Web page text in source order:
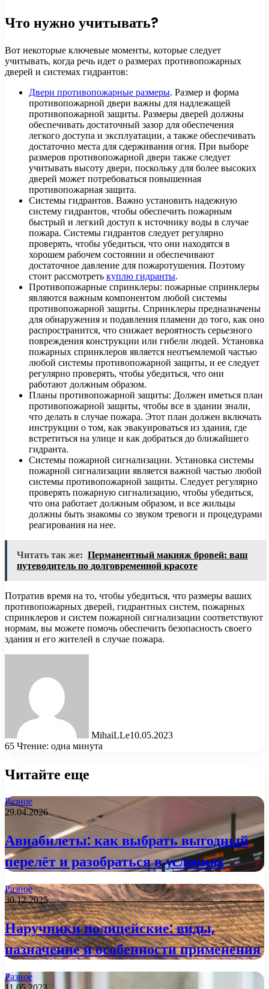
Что нужно учитывать?
Вот некоторые ключевые моменты, которые следует
учитывать, когда речь идет о размерах противопожарных
дверей и системах гидрантов:
Двери противопожарные размеры. Размер и форма
противопожарной двери важны для надлежащей
противопожарной защиты. Размеры дверей должны
обеспечивать достаточный зазор для обеспечения
легкого доступа и эксплуатации, а также обеспечивать
достаточно места для сдерживания огня. При выборе
размеров противопожарной двери также следует
учитывать высоту двери, поскольку для более высоких
дверей может потребоваться повышенная
противопожарная защита.
Системы гидрантов. Важно установить надежную
систему гидрантов, чтобы обеспечить пожарным
быстрый и легкий доступ к источнику воды в случае
пожара. Системы гидрантов следует регулярно
проверять, чтобы убедиться, что они находятся в
хорошем рабочем состоянии и обеспечивают
достаточное давление для пожаротушения. Поэтому
стоит рассмотреть куплю гидранты.
Противопожарные спринклеры: пожарные спринклеры
являются важным компонентом любой системы
противопожарной защиты. Спринклеры предназначены
для обнаружения и подавления пламени до того, как оно
распространится, что снижает вероятность серьезного
повреждения конструкции или гибели людей. Установка
пожарных спринклеров является неотъемлемой частью
любой системы противопожарной защиты, и ее следует
регулярно проверять, чтобы убедиться, что они
работают должным образом.
Планы противопожарной защиты: Должен иметься план
противопожарной защиты, чтобы все в здании знали,
что делать в случае пожара. Этот план должен включать
инструкции о том, как эвакуироваться из здания, где
встретиться на улице и как добраться до ближайшего
гидранта.
Системы пожарной сигнализации. Установка системы
пожарной сигнализации является важной частью любой
системы противопожарной защиты. Следует регулярно
проверять пожарную сигнализацию, чтобы убедиться,
что она работает должным образом, и все жильцы
должны быть знакомы со звуком тревоги и процедурами
реагирования на нее.
Читать так же: Перманентный макияж бровей: ваш
путеводитель по долговременной красоте
Потратив время на то, чтобы убедиться, что размеры ваших
противопожарных дверей, гидрантных систем, пожарных
спринклеров и систем пожарной сигнализации соответствуют
нормам, вы можете помочь обеспечить безопасность своего
здания и его жителей в случае пожара.
MihaiLLe10.05.2023
65 Чтение: одна минута
Читайте еще
Разное
29.04.2026
Авиабилеты: как выбрать выгодный
перелёт и разобраться в условиях
Разное
30.12.2025
Наручники полицейские: виды,
назначение и особенности применения
Разное